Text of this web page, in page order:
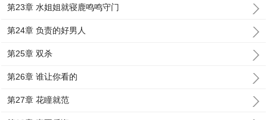
第23章 水姐姐就寝鹿鸣鸣守门
第24章 负责的好男人
第25章 双杀
第26章 谁让你看的
第27章 花瞳就范